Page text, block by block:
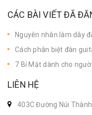
CÁC BÀI VIẾT ĐÃ
Nguyên nhân làm dây
Cách phân biệt đàn
7 Bí Mật dành cho
LIÊN HỆ
403C Đường Núi